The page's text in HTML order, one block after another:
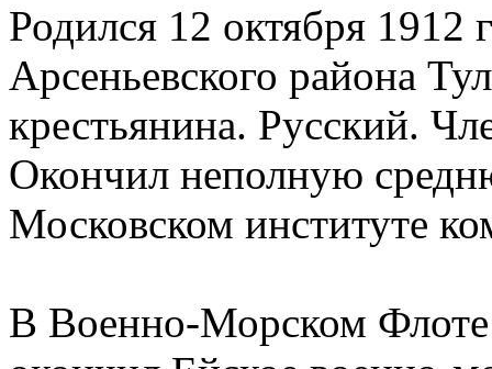
Родился 12 октября 1912
Арсеньевского района
крестьянина. Русский.
Окончил неполную
Московском институте
В Военно-Морском Флоте